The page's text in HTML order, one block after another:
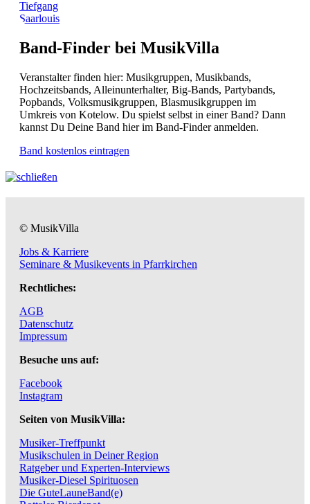
Tiefgang
Saarlouis
Band-Finder bei MusikVilla
Veranstalter finden hier: Musikgruppen, Musikbands,
Hochzeitsbands, Alleinunterhalter, Big-Bands, Partybands,
Popbands, Volksmusikgruppen, Blasmusikgruppen im
Umkreis von Kotelow. Du spielst selbst in einer Band? Dann
kannst Du Deine Band hier im Band-Finder anmelden.
Band kostenlos eintragen
© MusikVilla
Jobs & Karriere
Seminare & Musikevents in Pfarrkirchen
Rechtliches:
AGB
Datenschutz
Impressum
Besuche uns auf:
Facebook
Instagram
Seiten von MusikVilla:
Musiker-Treffpunkt
Musikschulen in Deiner Region
Ratgeber und Experten-Interviews
Musiker-Diesel Spirituosen
Die GuteLauneBand(e)